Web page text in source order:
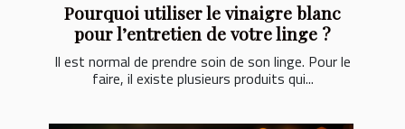
Pourquoi utiliser le vinaigre blanc
pour l’entretien de votre linge ?
Il est normal de prendre soin de son linge. Pour le
faire, il existe plusieurs produits qui...